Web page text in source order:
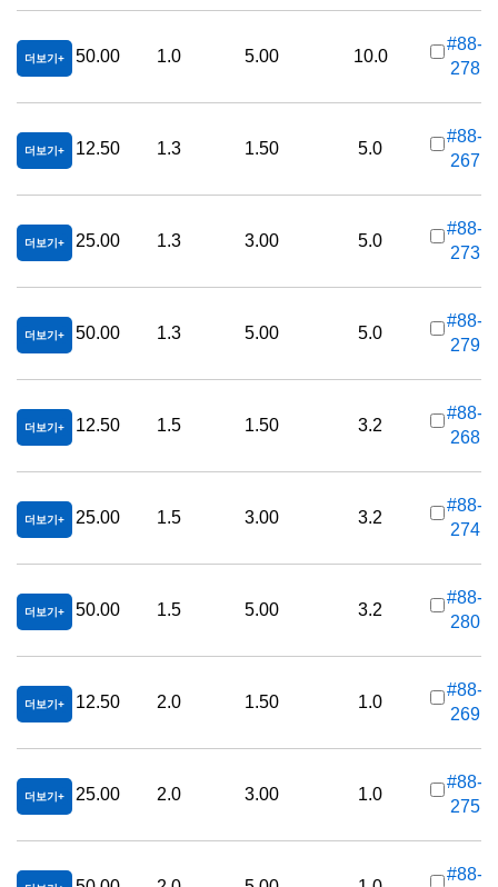
더보기 50.00 1.0 5.00 10.0
#88-
278
더보기 12.50 1.3 1.50 5.0
#88-
267
더보기 25.00 1.3 3.00 5.0
#88-
273
더보기 50.00 1.3 5.00 5.0
#88-
279
더보기 12.50 1.5 1.50 3.2
#88-
268
더보기 25.00 1.5 3.00 3.2
#88-
274
더보기 50.00 1.5 5.00 3.2
#88-
280
더보기 12.50 2.0 1.50 1.0
#88-
269
더보기 25.00 2.0 3.00 1.0
#88-
275
#88-